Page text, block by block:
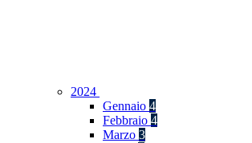
2024
Gennaio 4
Febbraio 4
Marzo 3